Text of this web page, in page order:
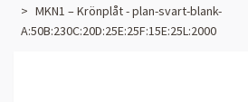
MKN1 – Krönplåt - plan-svart-blank-
A:50B:230C:20D:25E:25F:15E:25L:2000